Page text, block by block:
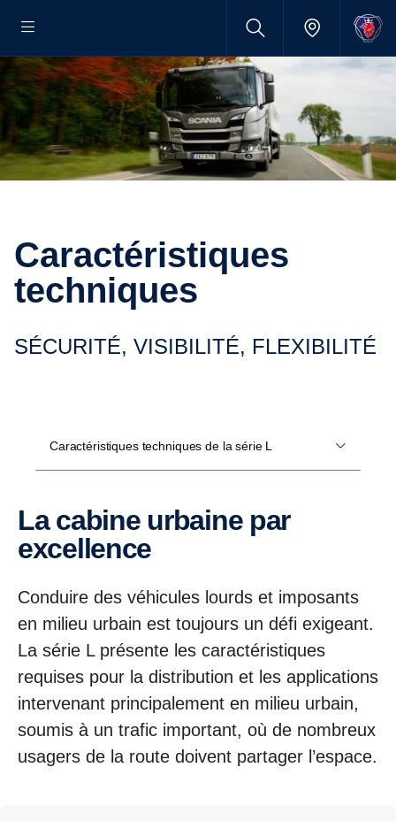
Caractéristiques
techniques
SÉCURITÉ, VISIBILITÉ, FLEXIBILITÉ
Caractéristiques techniques de la série L
La cabine urbaine par
excellence
Conduire des véhicules lourds et imposants
en milieu urbain est toujours un défi exigeant.
La série L présente les caractéristiques
requises pour la distribution et les applications
intervenant principalement en milieu urbain,
soumis à un trafic important, où de nombreux
usagers de la route doivent partager l’espace.